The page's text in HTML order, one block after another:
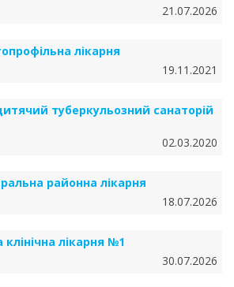
21.07.2026
лікарня
19.11.2021
туберкульозний санаторій
02.03.2020
районна лікарня
18.07.2026
лікарня №1
30.07.2026